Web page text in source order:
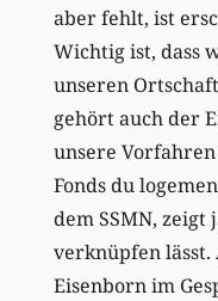
aber fehlt, ist
Wichtig ist, dass
unseren
gehört auch der
unsere
Fonds du
dem SSMN, zeigt
verknüpfen lässt.
Eisenborn im